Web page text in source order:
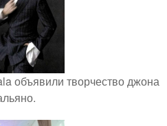
объявили творчество джона